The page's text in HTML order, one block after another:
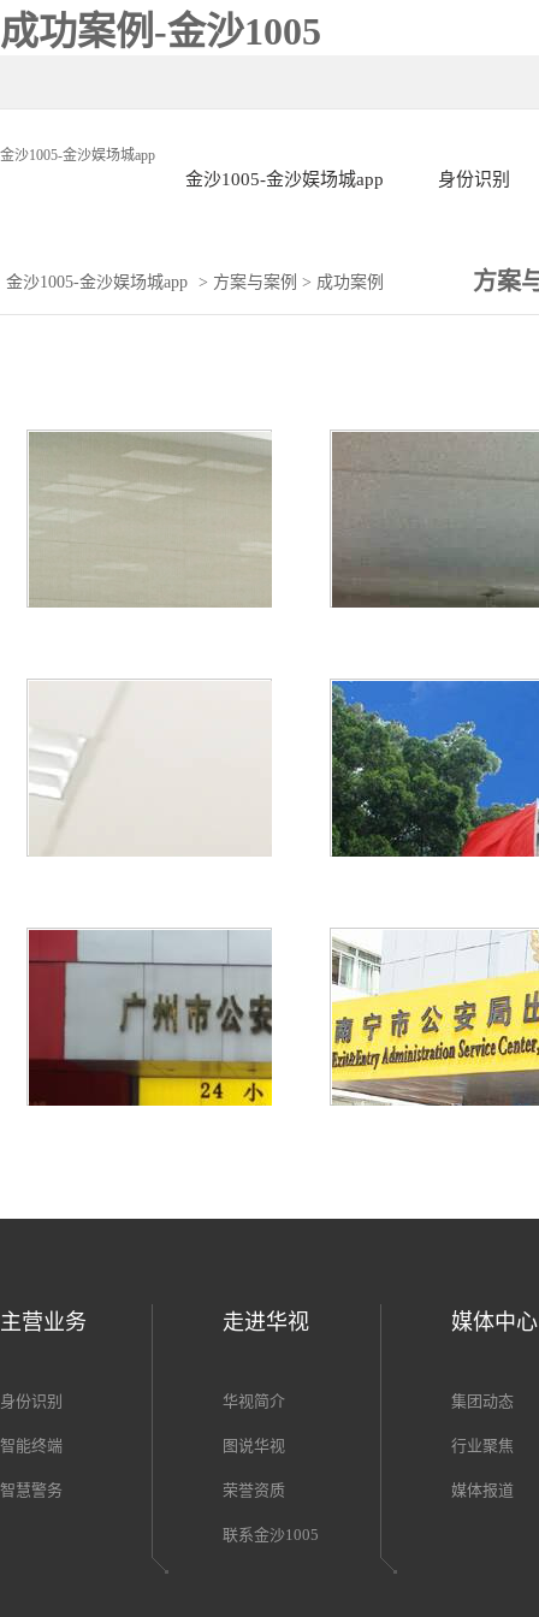
成功案例-金沙1005
金沙1005-金沙娱场城app
金沙1005-金沙娱场城app 身份识别
金沙1005-金沙娱场城app > 方案与案例 > 成功案例 方案
主营业务
身份识别
智能终端
智慧警务
走进华视
华视简介
图说华视
荣誉资质
联系金沙1005
媒体中心
集团动态
行业聚焦
媒体报道